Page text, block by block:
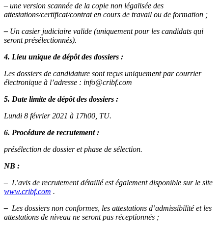
– une version scannée de la copie non légalisée des
attestations/certificat/contrat en cours de travail ou de formation ;
– Un casier judiciaire valide (uniquement pour les candidats qui
seront présélectionnés).
4. Lieu unique de dépôt des dossiers :
Les dossiers de candidature sont reçus uniquement par courrier
électronique à l’adresse : info@cribf.com
5. Date limite de dépôt des dossiers :
Lundi 8 février 2021 à 17h00, TU.
6. Procédure de recrutement :
présélection de dossier et phase de sélection.
NB :
– L’avis de recrutement détaillé est également disponible sur le site
www.cribf.com .
– Les dossiers non conformes, les attestations d’admissibilité et les
attestations de niveau ne seront pas réceptionnés ;